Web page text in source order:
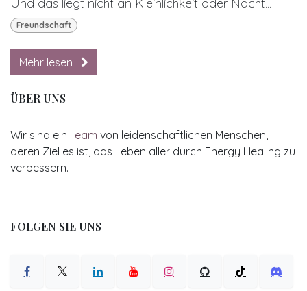
Freundschaft
Mehr lesen
ÜBER UNS
Wir sind ein Team von leidenschaftlichen Menschen,
deren Ziel es ist, das Leben aller durch Energy Healing zu
verbessern.
FOLGEN SIE UNS